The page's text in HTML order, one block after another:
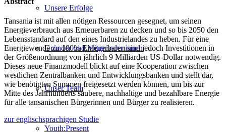
Unsere Erfolge
Gründer und Mitgründer:innen
Unser Team
Youth:Present
Tansania ist mit allen nötigen Ressourcen gesegnet, um seinen
Energieverbrauch aus Erneuerbaren zu decken und so bis 2050 den
Lebensstandard auf den eines Industrielandes zu heben. Für eine
Energiewende zu 100% Erneuerbaren sind jedoch Investitionen in
der Größenordnung von jährlich 9 Milliarden US-Dollar notwendig.
Dieses neue Finanzmodell blickt auf eine Kooperation zwischen
westlichen Zentralbanken und Entwicklungsbanken und stellt dar,
wie benötigten Summen freigesetzt werden können, um bis zur
Mitte des Jahrhunderts saubere, nachhaltige und bezahlbare Energie
für alle tansanischen Bürgerinnen und Bürger zu realisieren.
zur englischsprachigen Studie